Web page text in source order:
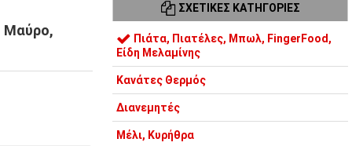
Μαύρο,
ΣΧΕΤΙΚΈΣ ΚΑΤΗΓΟΡΊΕΣ
Πιάτα, Πιατέλες, Μπωλ, FingerFood,
Είδη Μελαμίνης
Κανάτες Θερμός
Διανεμητές
Μέλι, Κυρήθρα